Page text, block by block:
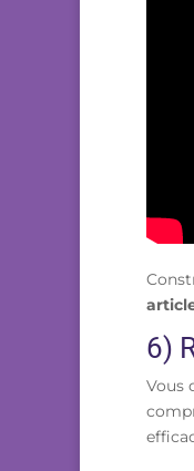
6)
Vous